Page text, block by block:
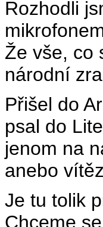
Rozhodli
Že vše, co
národní
Přišel do
psal do
jenom na
anebo
Je tu tolik
Chceme